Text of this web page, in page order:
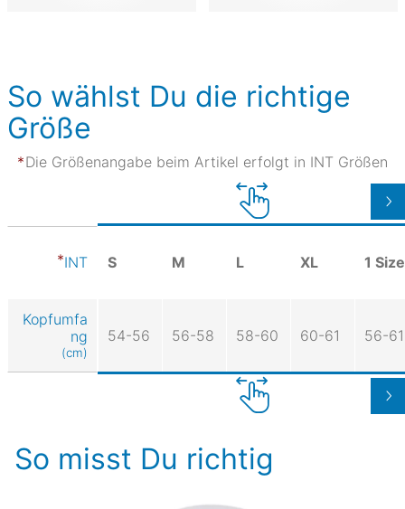
So wählst Du die richtige
Größe
Die Größenangabe beim Artikel erfolgt in INT Größen
INT S M L XL 1 Size
Kopfumfa
ng
(cm)
54-56 56-58 58-60 60-61 56-61
So misst Du richtig